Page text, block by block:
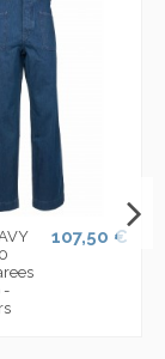
-
107,50 €